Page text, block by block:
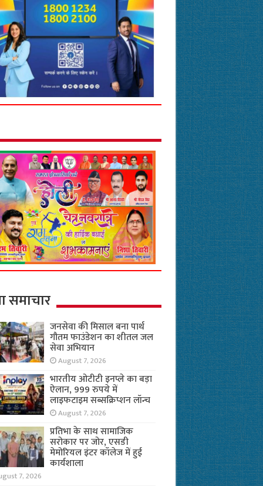
समाचार
जनसेवा की मिसाल बना पार्थ
गौतम फाउंडेशन का शीतल जल
सेवा अभियान
August 7, 2026
भारतीय ओटीटी इनप्ले का बड़ा
ऐलान, 999 रुपये में
लाइफटाइम सब्सक्रिप्शन लॉन्च
August 7, 2026
प्रतिभा के साथ सामाजिक
सरोकार पर जोर, एसडी
मेमोरियल इंटर कॉलेज में हुई
कार्यशाला
7, 2026